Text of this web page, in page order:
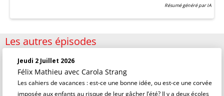
Résumé généré par IA
Les autres épisodes
Jeudi 2 Juillet 2026
Félix Mathieu avec Carola Strang
Les cahiers de vacances : est-ce une bonne idée, ou est-ce une corvée
imposée aux enfants au risque de leur gâcher l’été? Il y a deux écoles